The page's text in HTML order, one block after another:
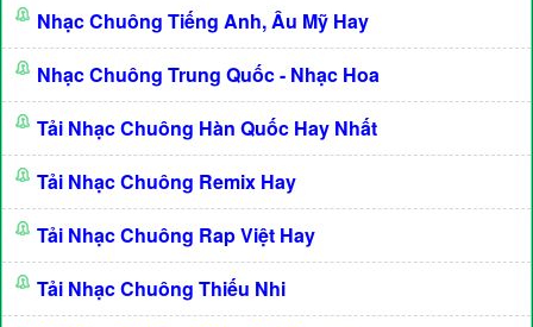
Nhạc Chuông Tiếng Anh, Âu Mỹ Hay
Nhạc Chuông Trung Quốc - Nhạc Hoa
Tải Nhạc Chuông Hàn Quốc Hay Nhất
Tải Nhạc Chuông Remix Hay
Tải Nhạc Chuông Rap Việt Hay
Tải Nhạc Chuông Thiếu Nhi